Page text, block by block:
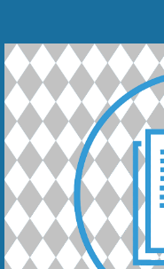
Наши победы
Видео о нас